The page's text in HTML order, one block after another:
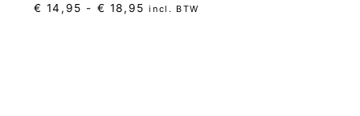
€ 14,95 - € 18,95 Prijsklasse:
incl. BTW